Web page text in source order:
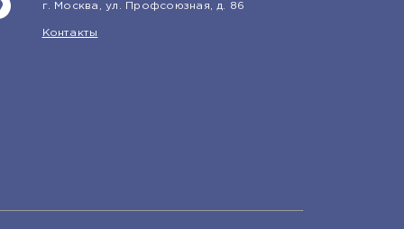
г. Москва, ул. Профсоюзная, д. 86
Контакты